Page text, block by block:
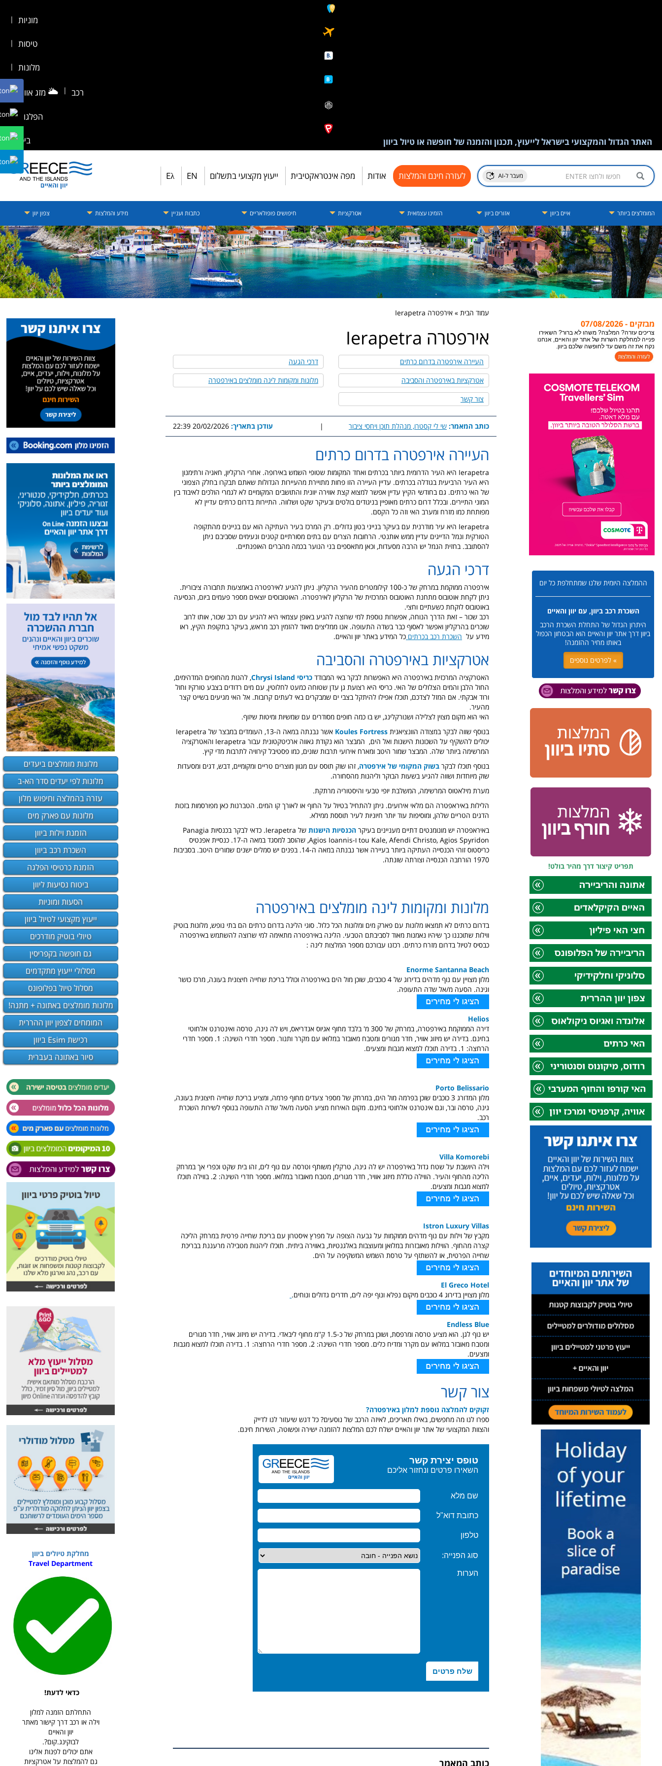
מוניות |
טיסות |
מלונות |
רכב |
🌥️ מזג אוויר |
הפלגות |
ביטוח האתר הגדול והמקצועי בישראל לייעוץ, תכנון והזמנה של חופשה או טיול ביוון
לעזרה חינם והמלצות אודות מפה אינטראקטיבית ייעוץ מקצועי בתשלום EN
Eλ
המומלצים ביותר איים ביוון אזורים ביוון הזמינו עצמאית אטרקציות חיפושים פופולאריים כתבות ועניין מידע והמלצות צפון יוון
עמוד הבית » אירפטרה Ierapetra
מבזקים - 07/08/2026
צריכים עזרה? המלצה? משהו לא ברור? השאירו
פנייה למחלקת השרות של אתר יוון והאיים, אנחנו
נקח את זה משם עד לחופשה שלכם ביוון.
ההמלצה היומית שלנו שמתחלפת כל יום
השכרת רכב ביוון, עם יוון והאיים
היתרון הגדול של התחלת השכרת הרכב
ביוון דרך אתר יוון והאיים הוא הבטחון הכפול
באותו מחיר ההזמנה!
» לפרטים נוספים
תפריט קיצור דרך מהיר בולט!
אירפטרה Ierapetra
העיירה אירפטרה בדרום כרתים
דרכי הגעה
אטרקציות באירפטרה והסביבה
מלונות ומקומות לינה מומלצים באירפטרה
צור קשר
כותב המאמר: שי לי קסטרו, מנהלת תוכן ויחסי ציבור | עודכן בתאריך: 20/02/2026 22:39
העיירה אירפטרה בדרום כרתים
Ierapetra היא העיר הדרומית ביותר בכרתים ואחד המקומות שטופי השמש באירופה. אחרי הרקליון, חאניה ורתימנון
היא העיר הרביעית בגודלה בכרתים. עדיין העיירה הזו פחות מתויירת מהעיירות הגדולות שאתם תבקרו בחלק הצפוני
של האי כרתים. גם בחודשי הקיץ עדיין אפשר למצוא קצת אווירה יוונית והתושבים המקומיים לא לגמרי הולכים לאיבוד בין
המוני התיירים. ובכלל דרום כרתים מאופיין בניגודים בולטים ובעיקר שקט ושלווה. התיירות בדרום כרתים עדיין לא
מפותחת כמו מזרח ומערב האי וזה כל הקסם.
Ierapetra היא עיר מודרנית עם בעיקר בנייני בטון גדולים. רק המרכז בעיר העתיקה הוא עם בניינים מהתקופה
הטורקית ונמל הדייגים עדיין ממש אותנטי. הרחובות הצרים עם בתים מסורתיים קטנים ונעימים שסביבם ניתן
להסתובב. בחזית הנמל יש הרבה מסעדות, וכאן מתאספים בני הנוער בכמה מהברים האופנתיים.
דרכי הגעה
אירפטרה ממוקמת במרחק של כ-100 קילומטרים מהעיר הרקליון. ניתן להגיע לאירפטרה באמצעות תחבורה ציבורית.
ניתן לקחת אוטובוס מתחנת האוטובוס המרכזית של הרקליון לאירפטרה. האוטובוסים יוצאים מספר פעמים ביום, הנסיעה
באוטובוס לוקחת כשעתיים וחצי.
רכב שכור – זאת הדרך הנוחה, אפשרות נוספת למי שרוצה להגיע באופן עצמאי היא להגיע עם רכב שכור, אותו לרוב
שוכרים בהרקליון ואפשר לאסוף כבר בשדה התעופה. אנו ממליצים מאוד להזמין רכב מראש, בעיקר בתקופת הקיץ, ראו
מידע על השכרת רכב בכרתים כל המידע באתר יוון והאיים.
אטרקציות באירפטרה והסביבה
האטרקציה המרכזית באירפטרה היא האפשרות לבקר באי המבודד כריסי Chrysi Island
, להנות מהחופים המדהימים,
החול הלבן והמים הצלולים של האי. כריסי היא רצועת גן עדן שטוחה כמעט לחלוטין, עם מים רדודים בצבע טורקיז וחול
ורוד אבקתי. אם המזל לצדכם, תוכלו אפילו להיתקל בצבי ים שמבקרים באי לעתים קרובות. אל האי מגיעים בשייט קצר
מהעיר.
האי הוא מקום מצוין לצלילה ושנורקלינג, יש בו כמה חופים מסודרים עם שמשיות ומיטות שיזוף.
בנוסף שווה לבקר במצודה הוונציאנית Koules Fortress
אשר נבנתה במאה ה-13, העומדים במבצר של Ierapetra
יכולים להשקיף על השכונות הישנות ואל הים, המבצר הוא נקודת גאווה ארכיטקטונית עבור Ierapetra והאטרקציה
המרשימה ביותר שלה. המבצר שמור היטב ומארח אירועי תרבות שונים, כמו פסטיבל קירוויה לתרבות מדי קיץ.
בנוסף תוכלו לבקר בשוק המקומי של אירפטרה, זהו שוק תוסס עם מגוון מוצרים טריים ומקומיים, דבש, דגים ומסעדות
שוק מיוחדות ושווה להגיע בשעות הבוקר וליהנות מהסחורה.
מערת מילאטוס המרשימה, המשלבת יופי טבעי והיסטוריה מרתקת.
הלילות באיראפטרה הם מלאי אירועים. ניתן להתחיל בטיול על החוף או לאורך קו המים. הטברנות כאן מפורסמות בזכות
הדגים הטריים שלהן, ומוסיפות עוד יותר חיוניות לעיר תוססת ממילא.
באיראפטרה יש מונומנטים דתיים מעניינים בעיקר הכנסיות הישנות
של Ierapetra. כדאי לבקר בכנסיות Panagia
tou Kale, Afendi Christo, Agios Spyridon ו-Agios Ioannis, שהוסב למסגד במאה ה-17. כנסיית אפנטיס
כריסטוס זוהי הכנסייה העתיקה ביותר בעיירה אשר נבנתה במאה ה-14. בפנים יש סמלים ישנים שמורים היטב. בסביבות
1970 הורחבה הכנסייה וצורתה שונתה.
מלונות ומקומות לינה מומלצים באירפטרה
בדרום כרתים לא תמצאו מלונות עם פארק מים ומלונות הכל כלול. סוגי הלינה בדרום כרתים הם בתי נופש, מלונות בוטיק
ווילות שתוכננו כך שיהיו נאמנות מאוד לסביבתם הטבעי. הלינה באירפטרה מתאימה למי שרוצה להשתמש באירפטרה
כבסיס לטיול בדרום מזרח כרתים. רכזנו עבורכם מספר המלצות לינה :
Enorme Santanna Beach
מלון מצויין עם נוף מדהים בדירוג של 4 כוכבים, שוכן מול הים באירפטרה וכולל בריכת שחייה חיצונית בעונה, מרכז כושר
וגינה. הסעה מ/אל שדה התעופה.
Helios
דירה הממוקמת באירפטרה, במרחק של 300 מ' בלבד מחוף אגיוס אנדריאס, ויש לה גינה, טרסה ואינטרנט אלחוטי
בחינם. בדירה יש מיזוג אוויר, חדר מגורים ומטבח מאובזר במלואו עם מקרר ותנור. מספר חדרי השינה: 1. מספר חדרי
הרחצה: 1. בדירה תוכלו למצוא מגבות ומצעים.
Porto Belissario
מלון המדורג 3 כוכבים שוכן בפרמה מול הים, במרחק של מספר צעדים מחוף פרמה, ומציע בריכת שחייה חיצונית בעונה,
גינה, טרסה ובר, וגם אינטרנט אלחוטי בחינם. מקום האירוח מציע הסעה מ/אל שדה התעופה בנוסף לשירות השכרת
רכב.
Villa Komorebi
וילה היושבת על שטח גדול באירפטרה יש לה גינה, טרקלין משותף וטרסה עם נוף לים, זהו בית שקט וכפרי אך במרחק
הליכה מהחוף והעיר. הווילה כוללת מיזוג אוויר, חדר מגורים, מטבח מאובזר במלואו. מספר חדרי השינה: 2. בווילה תוכלו
למצוא מגבות ומצעים.
Istron Luxury Villas
מקבץ של וילות עם נוף מדהים ממוקמות על גבעה הצופה על מפרץ איסטרון עם בריכת שחייה פרטית במרחק הליכה
קצרה מהחוף. הווילות מאובזרות במלואן ומעוצבות באלגנטיות, באווירה ביתית. תוכלו ליהנות מטבילה מרעננת בבריכת
שחייה הפרטית, או להשתזף על טרסת השמש המשקיפה על הים.
El Greco Hotel
מלון מצויין בדירוג 4 כוכבים מיקום נפלא ונוף יפה לים, חדרים גדולים ונוחים.
Endless Blue
יש נוף לגן. הוא מציע טרסה ומרפסת, ושוכן במרחק של כ-1.5 ק''מ מחוף ליבאדי. בדירה יש מיזוג אוויר, חדר מגורים
ומטבח מאובזר במלואו עם מקרר ומדיח כלים. מספר חדרי השינה: 2. מספר חדרי הרחצה: 1. בדירה תוכלו למצוא מגבות
ומצעים.
צור קשר
זקוקים להמלצה נוספת למלון באירפטרה?
ספרו לנו מה מחפשים, באילו תאריכים, לאיזה הרכב של נוסעים? כל דגש שיעזור לנו לדייק
והצוות המקצועי של אתר יוון והאיים ישלח לכם המלצות להזמנה ישירה ופשוטה, השירות חינם.
כותב המאמר
מלונות מומלצים ביעדים
מלונות לפי יעדים סדר הא-ב
עזרה בהמלצה וחיפוש מלון
מלונות עם פארק מים
הזמנת וילות ביוון
השכרת רכב ביוון
הזמנת כרטיסי הפלגה
ביטוח נסיעות ליוון
הסעות ומוניות
ייעוץ מקצועי לטיול ביוון
טיולי בוטיק מודרכים
גם חופשה בקפריסין
מסלולי ייעוץ מתקדמים
מסלול טיול בפלופונס
מלונות מומלצים באתונה + מתנה!
המומחים לצפון יוון ההררית
רכישת Esim ביוון
סיור באתונה בעברית
מחלקת טיולים ביוון
Travel Department
כדאי לדעת!
התחלתם הזמנה למלון
וילה או רכב דרך קישור מאתר
יוון והאיים
לבוקינג.קום?.
אתם יכולים לפנות אלינו
גם להמלצות על אטרקציות